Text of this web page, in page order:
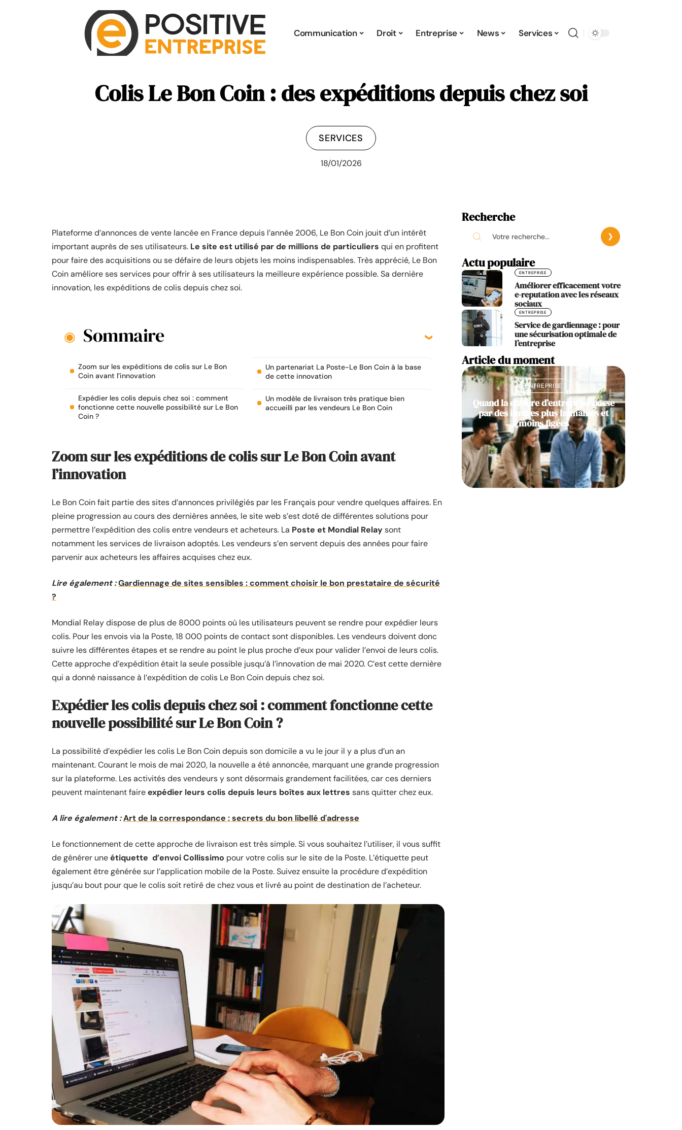
Communication Droit Entreprise News Services
Colis Le Bon Coin : des expéditions depuis chez soi
SERVICES
18/01/2026
Plateforme d’annonces de vente lancée en France depuis l’année 2006, Le Bon Coin jouit d’un intérêt
important auprès de ses utilisateurs. Le site est utilisé par de millions de particuliers qui en profitent
pour faire des acquisitions ou se défaire de leurs objets les moins indispensables. Très apprécié, Le Bon
Coin améliore ses services pour offrir à ses utilisateurs la meilleure expérience possible. Sa dernière
innovation, les expéditions de colis depuis chez soi.
Sommaire
Zoom sur les expéditions de colis sur Le Bon
Coin avant l’innovation
Expédier les colis depuis chez soi : comment
fonctionne cette nouvelle possibilité sur Le Bon
Coin ?
Un partenariat La Poste-Le Bon Coin à la base
de cette innovation
Un modèle de livraison très pratique bien
accueilli par les vendeurs Le Bon Coin
Zoom sur les expéditions de colis sur Le Bon Coin avant
l’innovation
Le Bon Coin fait partie des sites d’annonces privilégiés par les Français pour vendre quelques affaires. En
pleine progression au cours des dernières années, le site web s’est doté de différentes solutions pour
permettre l’expédition des colis entre vendeurs et acheteurs. La Poste et Mondial Relaysont
notamment les services de livraison adoptés. Les vendeurs s’en servent depuis des années pour faire
parvenir aux acheteurs les affaires acquises chez eux.
Lire également :Gardiennage de sites sensibles : comment choisir le bon prestataire de sécurité
?
Mondial Relay dispose de plus de 8000 points où les utilisateurs peuvent se rendre pour expédier leurs
colis. Pour les envois via la Poste, 18 000 points de contact sont disponibles. Les vendeurs doivent donc
suivre les différentes étapes et se rendre au point le plus proche d’eux pour valider l’envoi de leurs colis.
Cette approche d’expédition était la seule possible jusqu’à l’innovation de mai 2020. C’est cette dernière
qui a donné naissance à l’expédition de colis Le Bon Coin depuis chez soi.
Expédier les colis depuis chez soi : comment fonctionne cette
nouvelle possibilité sur Le Bon Coin ?
La possibilité d’expédier les colis Le Bon Coin depuis son domicile a vu le jour il y a plus d’un an
maintenant. Courant le mois de mai 2020, la nouvelle a été annoncée, marquant une grande progression
sur la plateforme. Les activités des vendeurs y sont désormais grandement facilitées, car ces derniers
peuvent maintenant faireexpédier leurs colis depuis leurs boîtes aux lettres sans quitter chez eux.
A lire également :Art de la correspondance : secrets du bon libellé d'adresse
Le fonctionnement de cette approche de livraison est très simple. Si vous souhaitez l’utiliser, il vous suffit
de générer uneétiquette d’envoi Collissimo pour votre colis sur le site de la Poste. L’étiquette peut
également être générée sur l’application mobile de la Poste. Suivez ensuite la procédure d’expédition
jusqu’au bout pour que le colis soit retiré de chez vous et livré au point de destination de l’acheteur.
Recherche
Actu populaire
ENTREPRISE
Améliorer efficacement votre
e-reputation avec les réseaux
sociaux
ENTREPRISE
Service de gardiennage : pour
une sécurisation optimale de
l’entreprise
Article du moment
ENTREPRISE
Quand la culture d’entreprise passe
par des images plus humaines et
moins figées